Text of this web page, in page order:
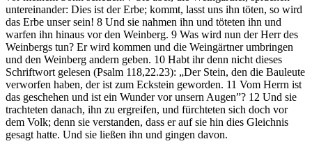
untereinander: Dies ist der Erbe; kommt, lasst uns ihn töten, so wird
das Erbe unser sein! 8 Und sie nahmen ihn und töteten ihn und
warfen ihn hinaus vor den Weinberg. 9 Was wird nun der Herr des
Weinbergs tun? Er wird kommen und die Weingärtner umbringen
und den Weinberg andern geben. 10 Habt ihr denn nicht dieses
Schriftwort gelesen (Psalm 118,22.23): „Der Stein, den die Bauleute
verworfen haben, der ist zum Eckstein geworden. 11 Vom Herrn ist
das geschehen und ist ein Wunder vor unsern Augen”? 12 Und sie
trachteten danach, ihn zu ergreifen, und fürchteten sich doch vor
dem Volk; denn sie verstanden, dass er auf sie hin dies Gleichnis
gesagt hatte. Und sie ließen ihn und gingen davon.